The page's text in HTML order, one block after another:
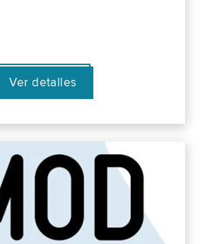
Ver detalles